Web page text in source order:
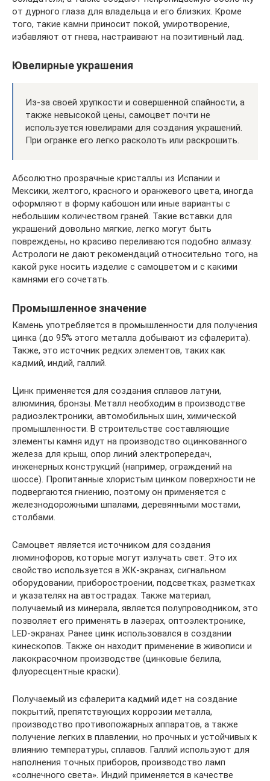
от дурного глаза для владельца и его близких. Кроме
того, такие камни приносит покой, умиротворение,
избавляют от гнева, настраивают на позитивный лад.
Ювелирные украшения
Из-за своей хрупкости и совершенной спайности, а
также невысокой цены, самоцвет почти не
используется ювелирами для создания украшений.
При огранке его легко расколоть или раскрошить.
Абсолютно прозрачные кристаллы из Испании и
Мексики, желтого, красного и оранжевого цвета, иногда
оформляют в форму кабошон или иные варианты с
небольшим количеством граней. Такие вставки для
украшений довольно мягкие, легко могут быть
повреждены, но красиво переливаются подобно алмазу.
Астрологи не дают рекомендаций относительно того, на
какой руке носить изделие с самоцветом и с какими
камнями его сочетать.
Промышленное значение
Камень употребляется в промышленности для получения
цинка (до 95% этого металла добывают из сфалерита).
Также, это источник редких элементов, таких как
кадмий, индий, галлий.
Цинк применяется для создания сплавов латуни,
алюминия, бронзы. Металл необходим в производстве
радиоэлектроники, автомобильных шин, химической
промышленности. В строительстве составляющие
элементы камня идут на производство оцинкованного
железа для крыш, опор линий электропередач,
инженерных конструкций (например, ограждений на
шоссе). Пропитанные хлористым цинком поверхности не
подвергаются гниению, поэтому он применяется с
железнодорожными шпалами, деревянными мостами,
столбами.
Самоцвет является источником для создания
люминофоров, которые могут излучать свет. Это их
свойство используется в ЖК-экранах, сигнальном
оборудовании, приборостроении, подсветках, разметках
и указателях на автострадах. Также материал,
получаемый из минерала, является полупроводником, это
позволяет его применять в лазерах, оптоэлектронике,
LED-экранах. Ранее цинк использовался в создании
кинескопов. Также он находит применение в живописи и
лакокрасочном производстве (цинковые белила,
флуоресцентные краски).
Получаемый из сфалерита кадмий идет на создание
покрытий, препятствующих коррозии металла,
производство противопожарных аппаратов, а также
получение легких в плавлении, но прочных и устойчивых к
влиянию температуры, сплавов. Галлий используют для
наполнения точных приборов, производство ламп
«солнечного света». Индий применяется в качестве